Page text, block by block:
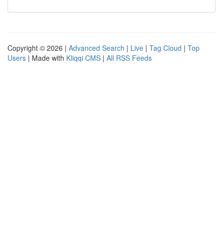
Copyright © 2026 | Advanced Search | Live | Tag Cloud | Top
Users | Made with Kliqqi CMS | All RSS Feeds